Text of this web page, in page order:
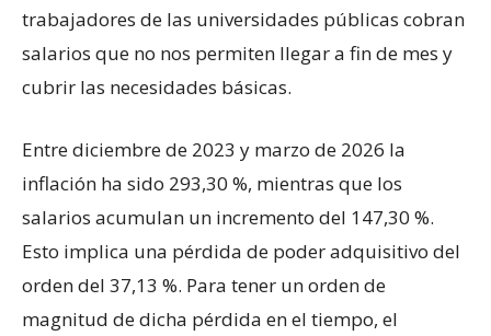
trabajadores de las universidades públicas cobran
salarios que no nos permiten llegar a fin de mes y
cubrir las necesidades básicas.
Entre diciembre de 2023 y marzo de 2026 la
inflación ha sido 293,30 %, mientras que los
salarios acumulan un incremento del 147,30 %.
Esto implica una pérdida de poder adquisitivo del
orden del 37,13 %. Para tener un orden de
magnitud de dicha pérdida en el tiempo, el